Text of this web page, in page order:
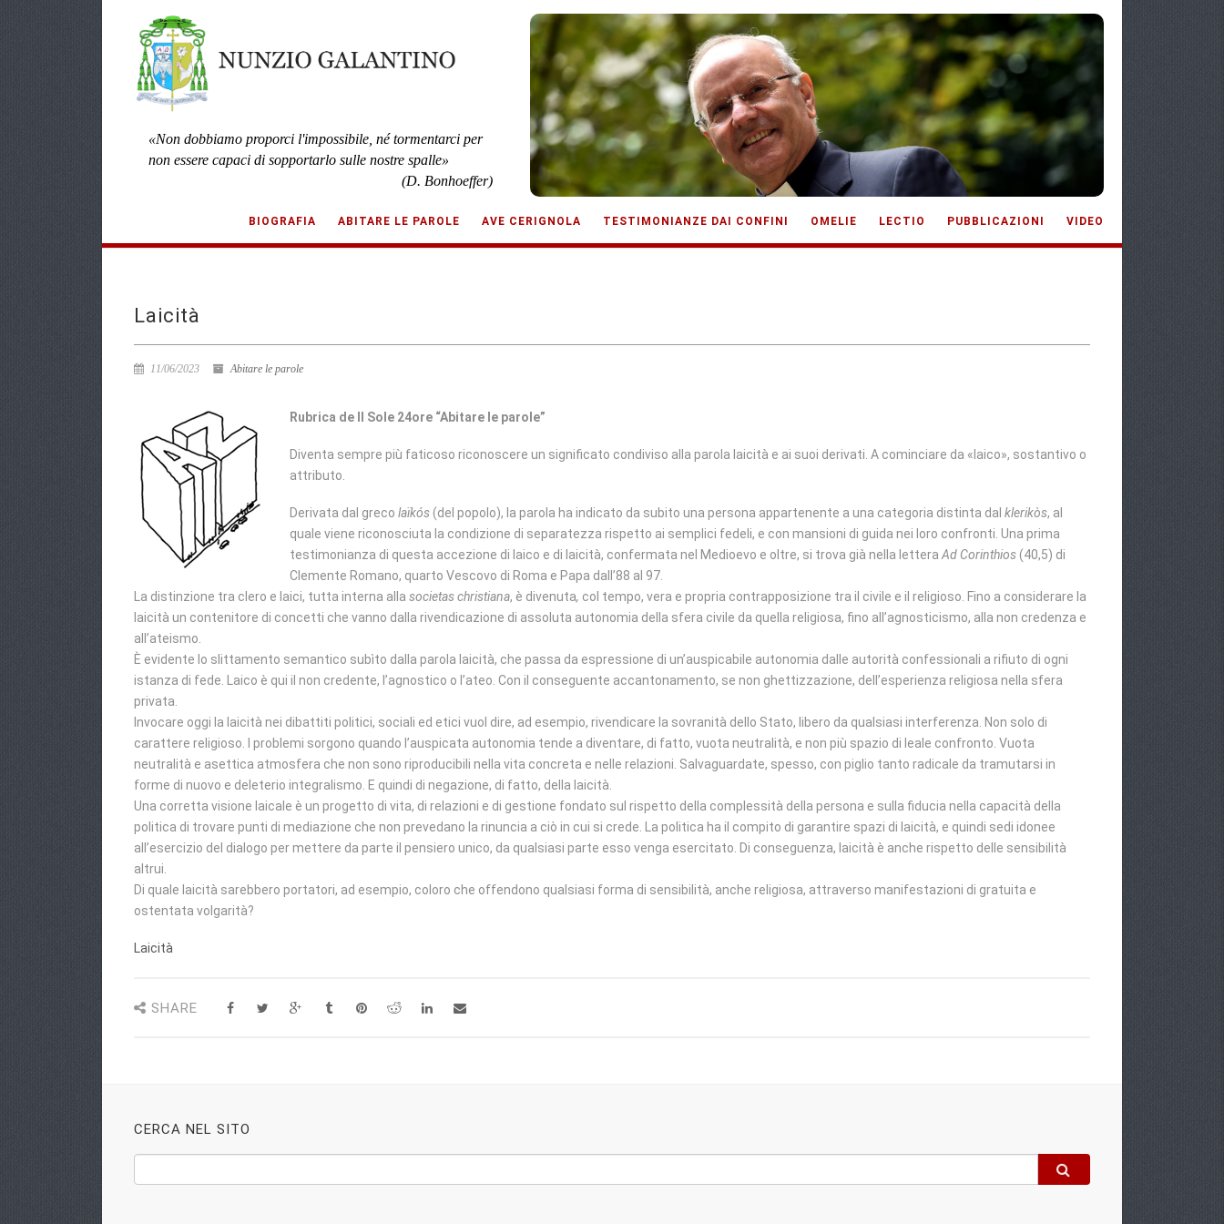
«Non dobbiamo proporci l'impossibile, né tormentarci per
non essere capaci di sopportarlo sulle nostre spalle»
(D. Bonhoeffer)
BIOGRAFIA ABITARE LE PAROLE AVE CERIGNOLA TESTIMONIANZE DAI CONFINI OMELIE LECTIO PUBBLICAZIONI VIDEO
Laicità
11/06/2023 Abitare le parole
Rubrica de Il Sole 24ore “Abitare le parole”
Diventa sempre più faticoso riconoscere un significato condiviso alla parola laicità e ai suoi derivati. A cominciare da «laico», sostantivo o
attributo.
Derivata dal greco laïkós (del popolo), la parola ha indicato da subito una persona appartenente a una categoria distinta dal klerikòs, al
quale viene riconosciuta la condizione di separatezza rispetto ai semplici fedeli, e con mansioni di guida nei loro confronti. Una prima
testimonianza di questa accezione di laico e di laicità, confermata nel Medioevo e oltre, si trova già nella lettera Ad Corinthios (40,5) di
Clemente Romano, quarto Vescovo di Roma e Papa dall’88 al 97.
La distinzione tra clero e laici, tutta interna alla societas christiana, è divenuta, col tempo, vera e propria contrapposizione tra il civile e il religioso. Fino a considerare la
laicità un contenitore di concetti che vanno dalla rivendicazione di assoluta autonomia della sfera civile da quella religiosa, fino all’agnosticismo, alla non credenza e
all’ateismo.
È evidente lo slittamento semantico subìto dalla parola laicità, che passa da espressione di un’auspicabile autonomia dalle autorità confessionali a rifiuto di ogni
istanza di fede. Laico è qui il non credente, l’agnostico o l’ateo. Con il conseguente accantonamento, se non ghettizzazione, dell’esperienza religiosa nella sfera
privata.
Invocare oggi la laicità nei dibattiti politici, sociali ed etici vuol dire, ad esempio, rivendicare la sovranità dello Stato, libero da qualsiasi interferenza. Non solo di
carattere religioso. I problemi sorgono quando l’auspicata autonomia tende a diventare, di fatto, vuota neutralità, e non più spazio di leale confronto. Vuota
neutralità e asettica atmosfera che non sono riproducibili nella vita concreta e nelle relazioni. Salvaguardate, spesso, con piglio tanto radicale da tramutarsi in
forme di nuovo e deleterio integralismo. E quindi di negazione, di fatto, della laicità.
Una corretta visione laicale è un progetto di vita, di relazioni e di gestione fondato sul rispetto della complessità della persona e sulla fiducia nella capacità della
politica di trovare punti di mediazione che non prevedano la rinuncia a ciò in cui si crede. La politica ha il compito di garantire spazi di laicità, e quindi sedi idonee
all’esercizio del dialogo per mettere da parte il pensiero unico, da qualsiasi parte esso venga esercitato. Di conseguenza, laicità è anche rispetto delle sensibilità
altrui.
Di quale laicità sarebbero portatori, ad esempio, coloro che offendono qualsiasi forma di sensibilità, anche religiosa, attraverso manifestazioni di gratuita e
ostentata volgarità?
Laicità
SHARE
CERCA NEL SITO